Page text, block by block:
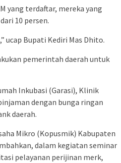
yang terdaftar, mereka yang
10 persen.
ucap Bupati Kediri Mas Dhito.
pemerintah daerah untuk
Inkubasi (Garasi), Klinik
dengan bunga ringan
daerah.
Mikro (Kopusmik) Kabupaten
dalam kegiatan seminar
pelayanan perijinan merk,